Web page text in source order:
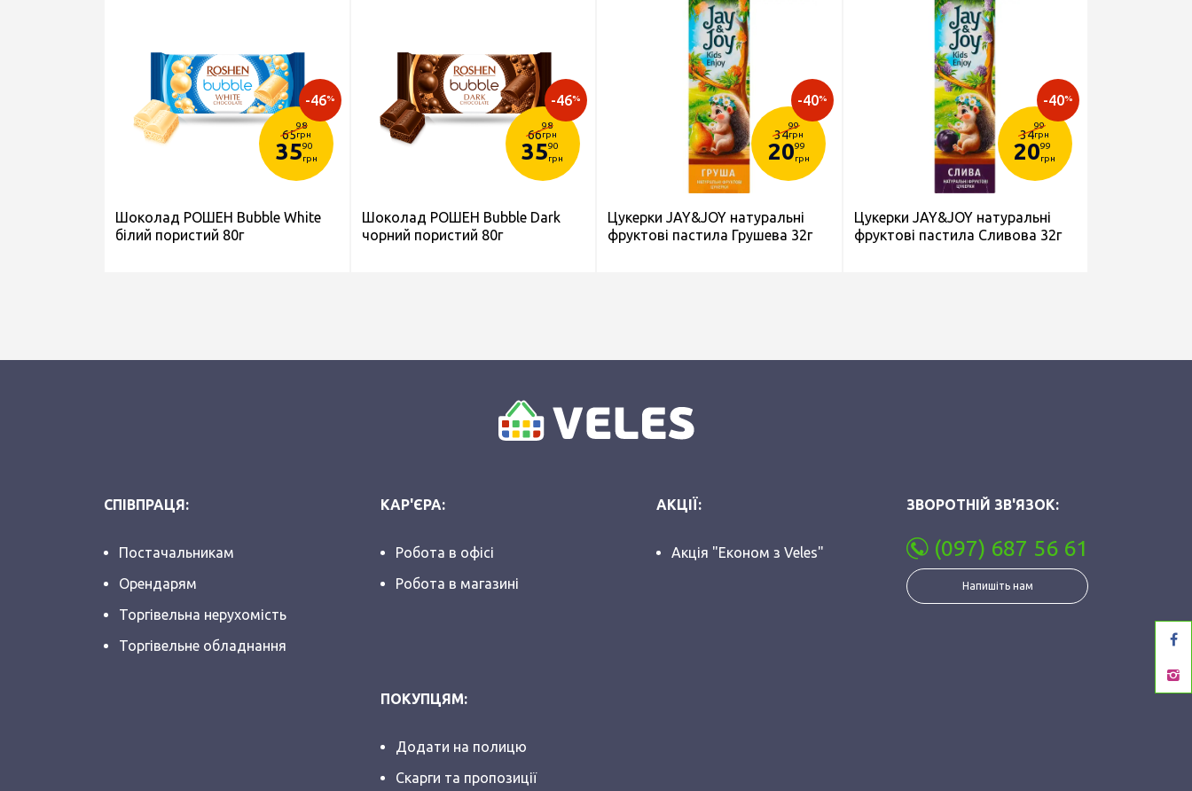
65
98
грн
3590
грн
-46%
Шоколад РОШЕН Bubble White
білий пористий 80г
66
98
грн
3590
грн
-46%
Шоколад РОШЕН Bubble Dark
чорний пористий 80г
34
99
грн
2099
грн
-40%
Цукерки JAY&JOY натуральні
фруктові пастила Грушева 32г
34
99
грн
2099
грн
-40%
Цукерки JAY&JOY натуральні
фруктові пастила Сливова 32г
СПІВПРАЦЯ:
Постачальникам
Орендарям
Торгівельна нерухомість
Торгівельне обладнання
КАР'ЄРА:
Робота в офісі
Робота в магазині
АКЦІЇ:
Акція "Економ з Veles"
ПОКУПЦЯМ:
Додати на полицю
Скарги та пропозиції
ЗВОРОТНІЙ ЗВ'ЯЗОК:
(097) 687 56 61
Напишіть нам